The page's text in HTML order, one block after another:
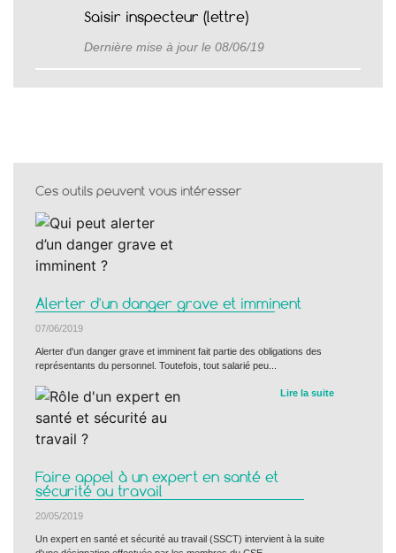
Saisir inspecteur (lettre)
Dernière mise à jour le 08/06/19
Ces outils peuvent vous intéresser
Alerter d'un danger grave et imminent
07/06/2019
Alerter d'un danger grave et imminent fait partie des obligations des
représentants du personnel. Toutefois, tout salarié peu...
Lire la suite
Faire appel à un expert en santé et
sécurité au travail
20/05/2019
Un expert en santé et sécurité au travail (SSCT) intervient à la suite